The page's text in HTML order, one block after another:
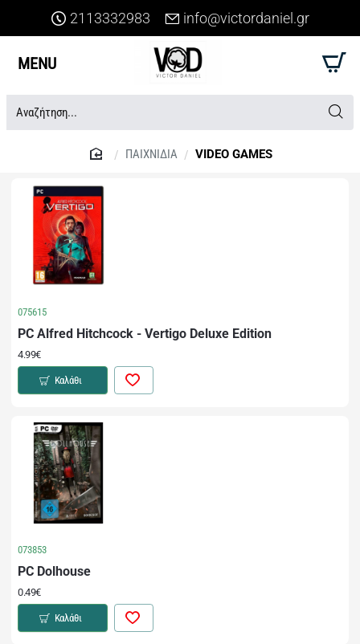
2113332983 info@victordaniel.gr
Αναζήτηση...
ΠΑΙΧΝΙΔΙΑ VIDEO GAMES
075615
PC Alfred Hitchcock - Vertigo Deluxe Edition
4.99€
Καλάθι
073853
PC Dolhouse
0.49€
Καλάθι